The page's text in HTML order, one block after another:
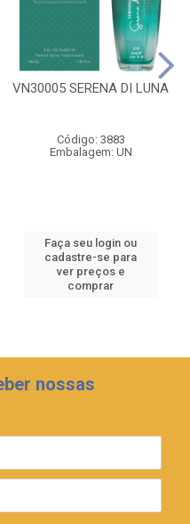
VN30005 SERENA DI LUNA
Código: 3883
Embalagem: UN
Faça seu login ou
cadastre-se para
ver preços e
comprar
nossas